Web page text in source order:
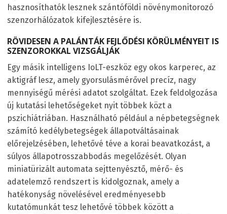
hasznosíthatók lesznek szántóföldi növénymonitorozó
szenzorhálózatok kifejlesztésére is.
RÖVIDESEN A PALÁNTÁK FEJLŐDÉSI KÖRÜLMÉNYEIT IS
SZENZOROKKAL VIZSGÁLJÁK
Egy másik intelligens IoLT-eszköz egy okos karperec, az
aktigráf lesz, amely gyorsulásmérővel precíz, nagy
mennyiségű mérési adatot szolgáltat. Ezek feldolgozása
új kutatási lehetőségeket nyit többek közt a
pszichiátriában. Használható például a népbetegségnek
számító kedélybetegségek állapotváltásainak
előrejelzésében, lehetővé téve a korai beavatkozást, a
súlyos állapotrosszabbodás megelőzését. Olyan
miniatürizált automata sejttenyésztő, mérő- és
adatelemző rendszert is kidolgoznak, amely a
hatékonyság növelésével eredményesebb
kutatómunkát tesz lehetővé többek között a